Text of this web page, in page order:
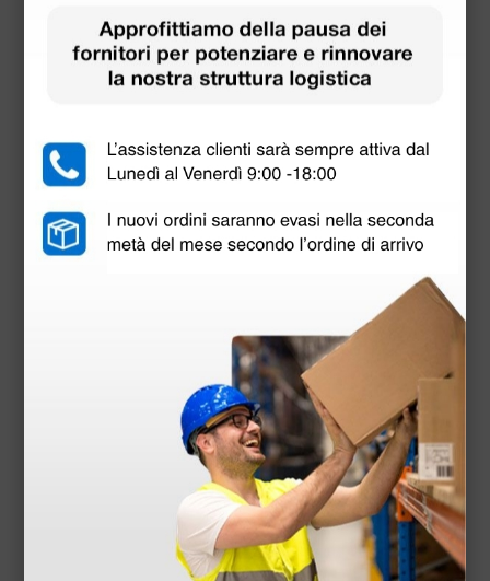
Prodotti simili e correlati
Aerosol a pistone Corsia
122,00 €